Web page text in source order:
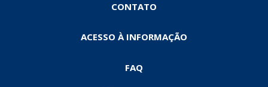
CONTATO
ACESSO À INFORMAÇÃO
FAQ